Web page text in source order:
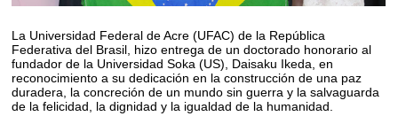
La Universidad Federal de Acre (UFAC) de la República
Federativa del Brasil, hizo entrega de un doctorado honorario al
fundador de la Universidad Soka (US), Daisaku Ikeda, en
reconocimiento a su dedicación en la construcción de una paz
duradera, la concreción de un mundo sin guerra y la salvaguarda
de la felicidad, la dignidad y la igualdad de la humanidad.